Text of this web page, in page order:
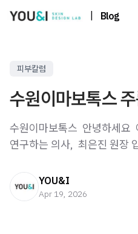
Blog
피부칼럼
수원이마보톡스
수원이마보톡스 ​ 안녕하세요
연구하는 의사, ​ 최은진 원장
YOU&I
Apr 19, 2026